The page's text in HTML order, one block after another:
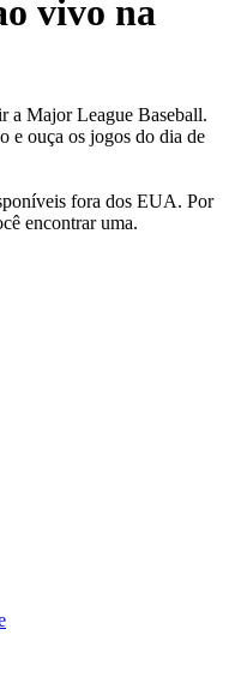
vivo na
a Major League Baseball.
e ouça os jogos do dia de
fora dos EUA. Por
encontrar uma.